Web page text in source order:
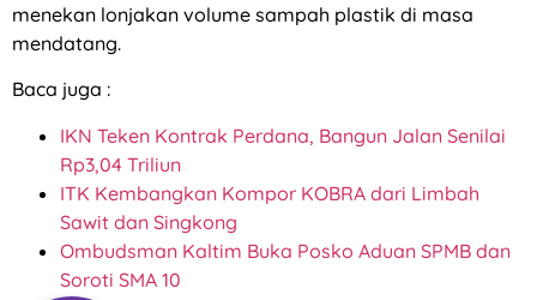
menekan lonjakan volume sampah plastik di masa
mendatang.
Baca juga :
IKN Teken Kontrak Perdana, Bangun Jalan Senilai
Rp3,04 Triliun
ITK Kembangkan Kompor KOBRA dari Limbah
Sawit dan Singkong
Ombudsman Kaltim Buka Posko Aduan SPMB dan
Soroti SMA 10